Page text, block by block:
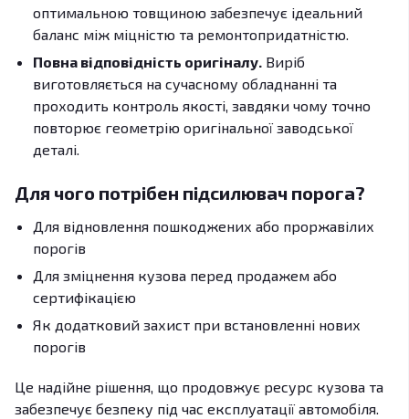
оптимальною товщиною забезпечує ідеальний
баланс між міцністю та ремонтопридатністю.
Повна відповідність оригіналу. Виріб
виготовляється на сучасному обладнанні та
проходить контроль якості, завдяки чому точно
повторює геометрію оригінальної заводської
деталі.
Для чого потрібен підсилювач порога?
Для відновлення пошкоджених або проржавілих
порогів
Для зміцнення кузова перед продажем або
сертифікацією
Як додатковий захист при встановленні нових
порогів
Це надійне рішення, що продовжує ресурс кузова та
забезпечує безпеку під час експлуатації автомобіля.